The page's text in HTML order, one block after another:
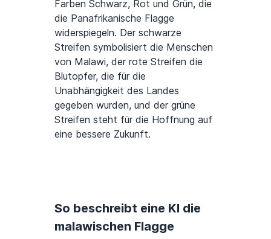
Farben Schwarz, Rot und Grün, die
die Panafrikanische Flagge
widerspiegeln. Der schwarze
Streifen symbolisiert die Menschen
von Malawi, der rote Streifen die
Blutopfer, die für die
Unabhängigkeit des Landes
gegeben wurden, und der grüne
Streifen steht für die Hoffnung auf
eine bessere Zukunft.
So beschreibt eine KI die
malawischen Flagge